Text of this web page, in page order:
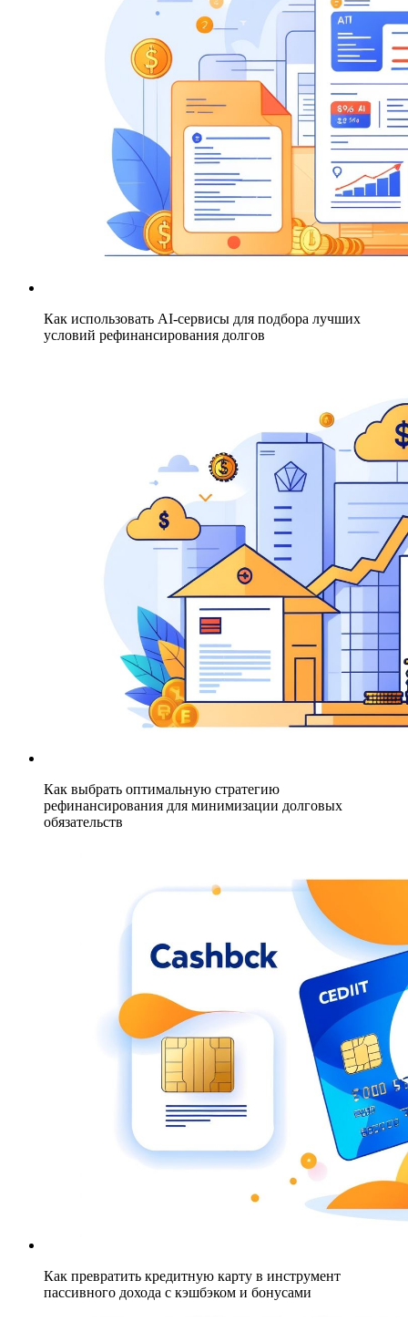
Как использовать AI-сервисы для подбора лучших
условий рефинансирования долгов
Как выбрать оптимальную стратегию
рефинансирования для минимизации долговых
обязательств
Как превратить кредитную карту в инструмент
пассивного дохода с кэшбэком и бонусами